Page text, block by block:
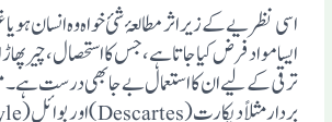
اسی نظریے کے زیر اثر مطالعۂ شئ خواہ وہ انسان ہو
ایسا مواد فرض کیا جاتا ہے، جس کا استحصال، چیر
ترقی کے لیے ان کا استعمال بے جا بھی درست